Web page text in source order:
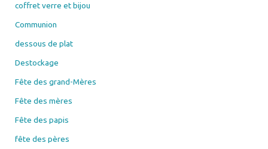
coffret verre et bijou
Communion
dessous de plat
Destockage
Fête des grand-Mères
Fête des mères
Fête des papis
fête des pères